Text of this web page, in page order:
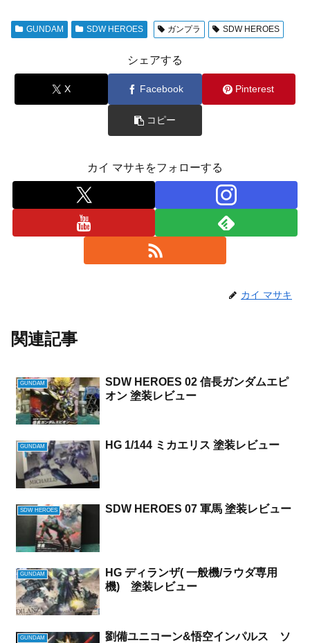
GUNDAM SDW HEROES ガンプラ SDW HEROES
シェアする
X Facebook Pinterest
コピー
カイ マサキをフォローする
カイ マサキ
関連記事
GUNDAM
SDW HEROES 02 信長ガンダムエピ
オン 塗装レビュー
GUNDAM HG 1/144 ミカエリス 塗装レビュー
SDW HEROES SDW HEROES 07 軍馬 塗装レビュー
GUNDAM
HG ディランザ( 一般機/ラウダ専用
機) 塗装レビュー
GUNDAM
劉備ユニコーン&悟空インパルス ソ